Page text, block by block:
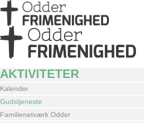
AKTIVITETER
Kalender
Gudstjeneste
Familienetværk Odder